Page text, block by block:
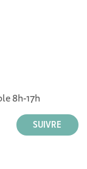
8h-17h